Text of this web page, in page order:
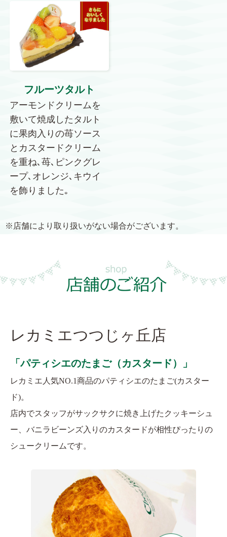
フルーツタルト
アーモンドクリームを
敷いて焼成したタルト
に果肉入りの苺ソース
とカスタードクリーム
を重ね､苺､ピンクグレ
ープ､オレンジ､キウイ
を飾りました｡
※店舗により取り扱いがない場合がございます。
レカミエつつじヶ丘店
「パティシエのたまご（カスタード）」
レカミエ人気NO.1商品のパティシエのたまご(カスター
ド)。
店内でスタッフがサックサクに焼き上げたクッキーシュ
ー、バニラビーンズ入りのカスタードが相性ぴったりの
シュークリームです。